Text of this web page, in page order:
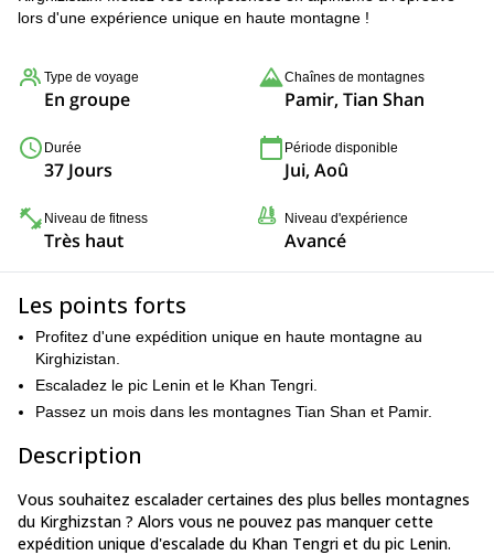
lors d'une expérience unique en haute montagne !
Type de voyage
En groupe
Chaînes de montagnes
Pamir, Tian Shan
Durée
37 Jours
Période disponible
Jui, Aoû
Niveau de fitness
Très haut
Niveau d'expérience
Avancé
Les points forts
Profitez d'une expédition unique en haute montagne au
Kirghizistan.
Escaladez le pic Lenin et le Khan Tengri.
Passez un mois dans les montagnes Tian Shan et Pamir.
Description
Vous souhaitez escalader certaines des plus belles montagnes
du Kirghizstan ? Alors vous ne pouvez pas manquer cette
expédition unique d'escalade du Khan Tengri et du pic Lenin.